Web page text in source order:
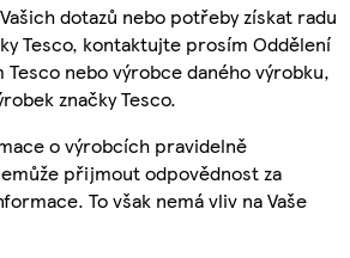
dotazů nebo potřeby získat radu
Tesco, kontaktujte prosím Oddělení
Tesco nebo výrobce daného výrobku,
značky Tesco.
o výrobcích pravidelně
přijmout odpovědnost za
To však nemá vliv na Vaše